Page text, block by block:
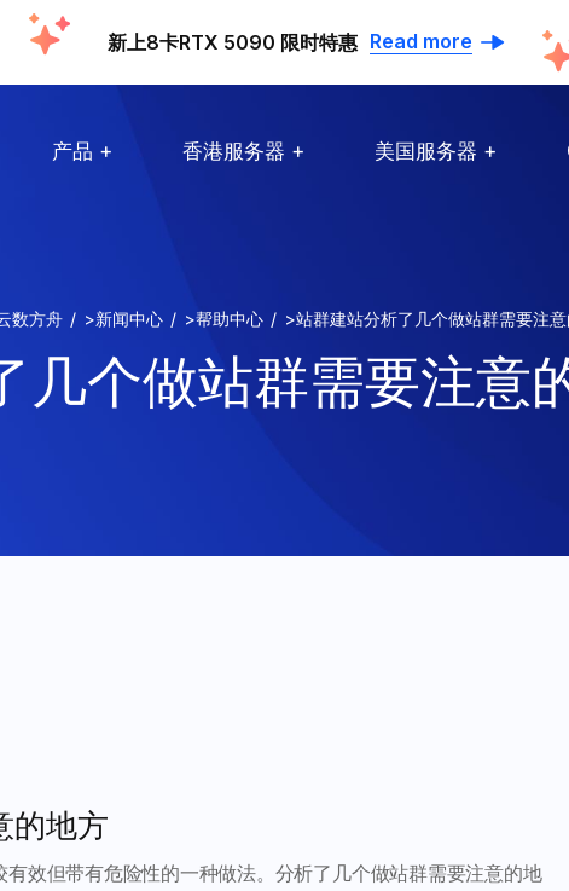
新上8卡RTX 5090 限时特惠 Read more
产品 香港服务器 美国服务器
数方舟 >新闻中心 >帮助中心 >站群建站分析了几个做站群需要注
几个做站群需要注意
的地方
效但带有危险性的一种做法。分析了几个做站群需要注意的地